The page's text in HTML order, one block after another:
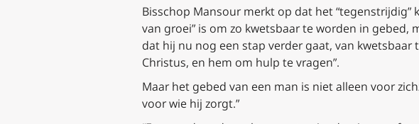
Bisschop Mansour merkt op dat het “tegenstrijdig”
van groei” is om zo kwetsbaar te worden in
dat hij nu nog een stap verder gaat, van kwetsbaar
Christus, en hem om hulp te vragen”.
Maar het gebed van een man is niet alleen voor
voor wie hij zorgt.”